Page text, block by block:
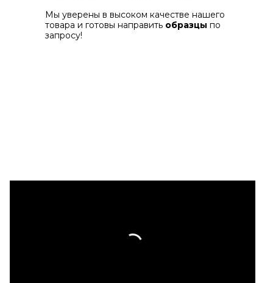
Мы уверены в высоком качестве нашего
товара и готовы направить образцы по
запросу!